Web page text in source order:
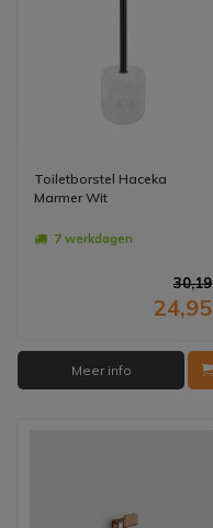
Toiletborstel Haceka
Marmer Wit
7 werkdagen
30,19
24,95
Meer info